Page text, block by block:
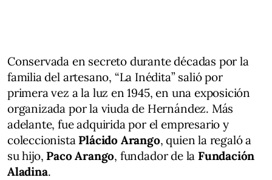
Conservada en secreto durante décadas por la
familia del artesano, “La Inédita” salió por
primera vez a la luz en 1945, en una exposición
organizada por la viuda de Hernández. Más
adelante, fue adquirida por el empresario y
coleccionista Plácido Arango, quien la regaló a
su hijo, Paco Arango, fundador de la Fundación
Aladina.